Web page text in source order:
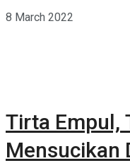
8 March 2022
Tirta Empul,
Mensucikan